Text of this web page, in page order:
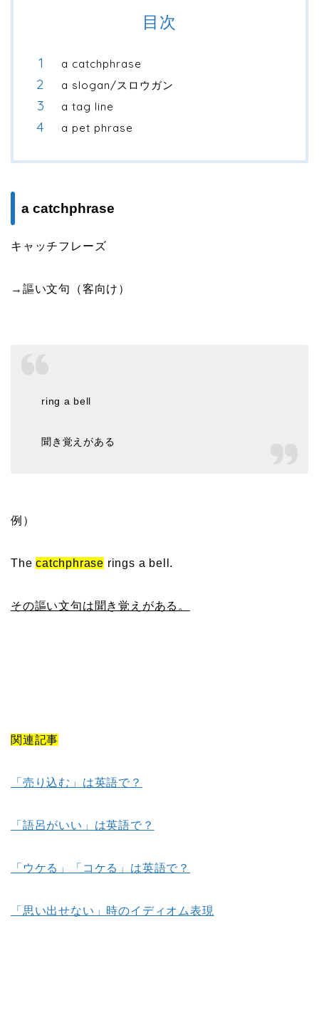
目次
a catchphrase
a slogan/スロウガン
a tag line
a pet phrase
a catchphrase
キャッチフレーズ
→謳い文句（客向け）
ring a bell
聞き覚えがある
例）
Thecatchphrase rings a bell.
その謳い文句は聞き覚えがある。
関連記事
「売り込む」は英語で？
「語呂がいい」は英語で？
「ウケる」「コケる」は英語で？
「思い出せない」時のイディオム表現